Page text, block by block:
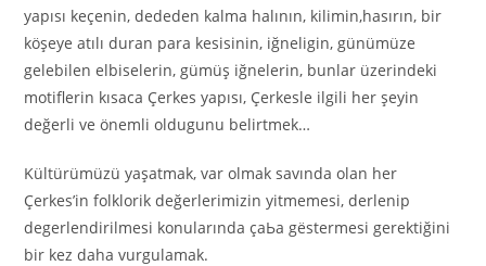
yapısı keçenin, dededen kalma halının, kilimin,hasırın, bir
köşеуе atılı duran para kesisinin, iğneligin, günümüze
gelebilen elbiselerin, gümüş iğnelerin, bunlar üzerindeki
motiflerin kısaca Çerkes yapısı, Çerkesle ilgili her şeyin
değerli ve önemli oldugunu belirtmek…
Kültürümüzü yaşatmak, var olmak savında olan her
Çerkes’in folklorik değerlerimizin yitmemesi, derlenip
degerlendirilmesi konularında çаЬа gёstermesi gerektiğini
bir kez daha vurgulamak.